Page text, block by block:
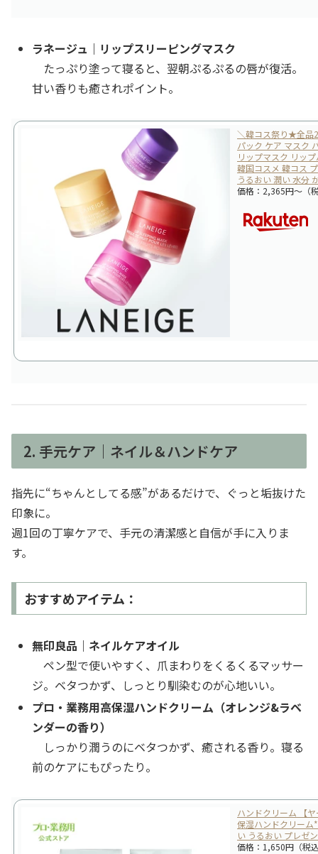
ラネージュ｜リップスリーピングマスク
たっぷり塗って寝ると、翌朝ぷるぷるの唇が復活。
甘い香りも癒されポイント。
＼韓コス祭り★全品
パック ケア マスク
リップマスク リッ
韓国コスメ 韓コス
うるおい 潤い 水分
価格：2,365円～（
2. 手元ケア｜ネイル＆ハンドケア
指先に“ちゃんとしてる感”があるだけで、ぐっと垢抜けた
印象に。
週1回の丁寧ケアで、手元の清潔感と自信が手に入りま
す。
おすすめアイテム：
無印良品｜ネイルケアオイル
ペン型で使いやすく、爪まわりをくるくるマッサー
ジ。ベタつかず、しっとり馴染むのが心地いい。
プロ・業務用高保湿ハンドクリーム（オレンジ&ラベ
ンダーの香り）
しっかり潤うのにベタつかず、癒される香り。寝る
前のケアにもぴったり。
ハンドクリーム 【
保湿ハンドクリーム
い うるおい プレゼ
価格：1,650円（税